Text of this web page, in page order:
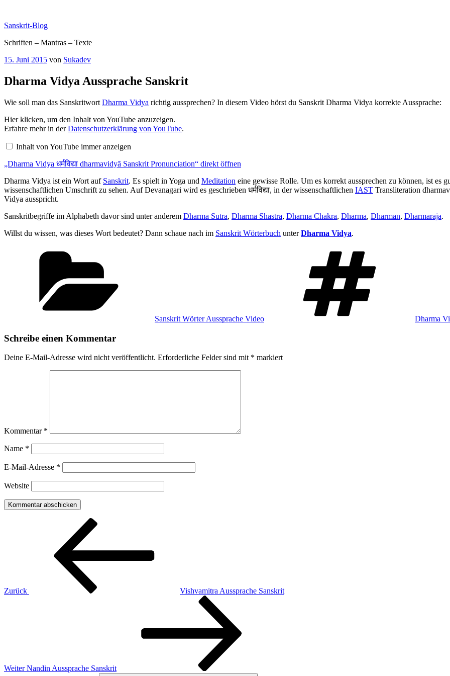
springen
Sanskrit-Blog
Schriften – Mantras – Texte
Veröffentlicht
15. Juni 2015 von Sukadev
Dharma Vidya Aussprache Sanskrit
Wie soll man das Sanskritwort Dharma Vidya richtig aussprechen? In diesem Video hörst du Sanskrit Dharma Vidya korrekte Aussprache:
„Dharma
Vidya
धर्मविद्या
dharmavidyā
Sanskrit
von
anzeigen
Hier klicken, um den Inhalt von YouTube anzuzeigen.
Erfahre mehr in derDatenschutzerklärung von YouTube.
Inhalt von YouTube immer anzeigen
„Dharma Vidya धर्मविद्या dharmavidyā Sanskrit Pronunciation“ direkt öffnen
Dharma Vidya ist ein Wort auf Sanskrit. Es spielt in Yoga und Meditation eine gewisse Rolle. Um es korrekt aussprechen zu können, ist es
wissenschaftlichen Umschrift zu sehen. Auf Devanagari wird es geschrieben धर्मविद्या, in der wissenschaftlichen IAST Transliteration
Vidya ausspricht.
Sanskritbegriffe im Alphabeth davor sind unter anderem Dharma Sutra, Dharma Shastra, Dharma Chakra, Dharma, Dharman, Dharmaraja.
Willst du wissen, was dieses Wort bedeutet? Dann schaue nach im Sanskrit Wörterbuch unterDharma Vidya.
Sanskrit Wörter Aussprache Video Dharma
Schreibe einen Kommentar
Deine E-Mail-Adresse wird nicht veröffentlicht. Erforderliche Felder sind mit * markiert
Kommentar *
Name *
E-Mail-Adresse *
Website
Beitragsnavigation
Zurück
Vishvamitra Aussprache Sanskrit
Weiter Nandin Aussprache Sanskrit